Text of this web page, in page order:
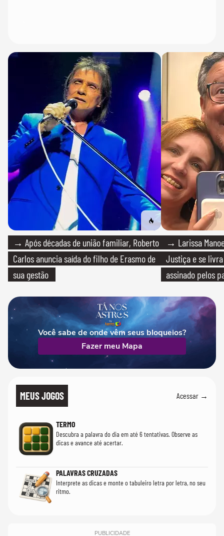
→ Após décadas de união familiar, Roberto
Carlos anuncia saída do filho de Erasmo de
sua gestão
→ Larissa
Justiça e se
assinado pelos
Você sabe de onde vêm seus bloqueios?
Fazer meu Mapa
MEUS JOGOS Acessar →
TERMO
Descubra a palavra do dia em até 6 tentativas. Observe as
dicas e avance até acertar.
PALAVRAS CRUZADAS
Interprete as dicas e monte o tabuleiro letra por letra, no seu
ritmo.
PUBLICIDADE